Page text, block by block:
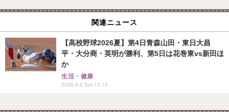
関連ニュース
【高校野球2026夏】第4日青森山田・東日大昌
平・大分商・英明が勝利、第5日は花巻東vs新田ほ
か
生活・健康
2026.8.8 Sat 15:15